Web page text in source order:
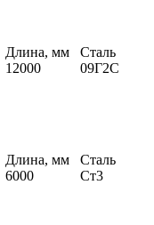
Длина, мм
12000
Сталь
09Г2С
Длина, мм
6000
Сталь
Ст3